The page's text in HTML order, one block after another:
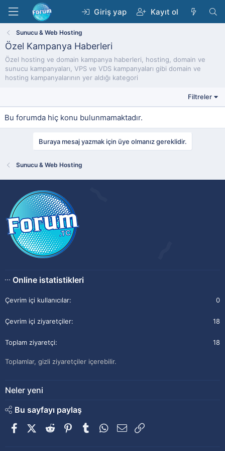
Giriş yap Kayıt ol
Sunucu & Web Hosting
Özel Kampanya Haberleri
Özel hosting ve domain kampanya haberleri, hosting, domain ve
sunucu kampanyaları, VPS ve VDS kampanyaları gibi domain ve
hosting kampanyalarının yer aldığı kategori
Filtreler
Bu forumda hiç konu bulunmamaktadır.
Buraya mesaj yazmak için üye olmanız gereklidir.
Sunucu & Web Hosting
Online istatistikleri
Çevrim içi kullanıcılar 0
Çevrim içi ziyaretçiler 18
Toplam ziyaretçi 18
Toplamlar, gizli ziyaretçiler içerebilir.
Neler yeni
Bu sayfayı paylaş
FacebookX (Twitter)
Reddit PinterestTumblrWhatsApp
E-posta